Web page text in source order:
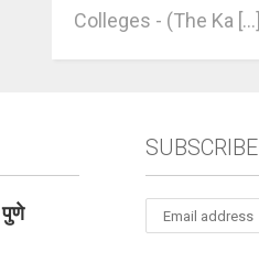
Colleges - (The Ka [...]
पुणे
SUBSCRIBE